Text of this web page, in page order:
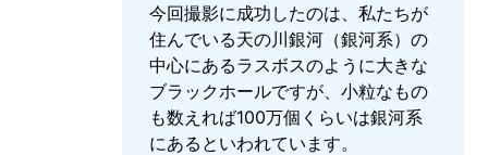
今回撮影に成功したのは、私たちが
住んでいる天の川銀河（銀河系）の
中心にあるラスボスのように大きな
ブラックホールですが、小粒なもの
も数えれば100万個くらいは銀河系
にあるといわれています。